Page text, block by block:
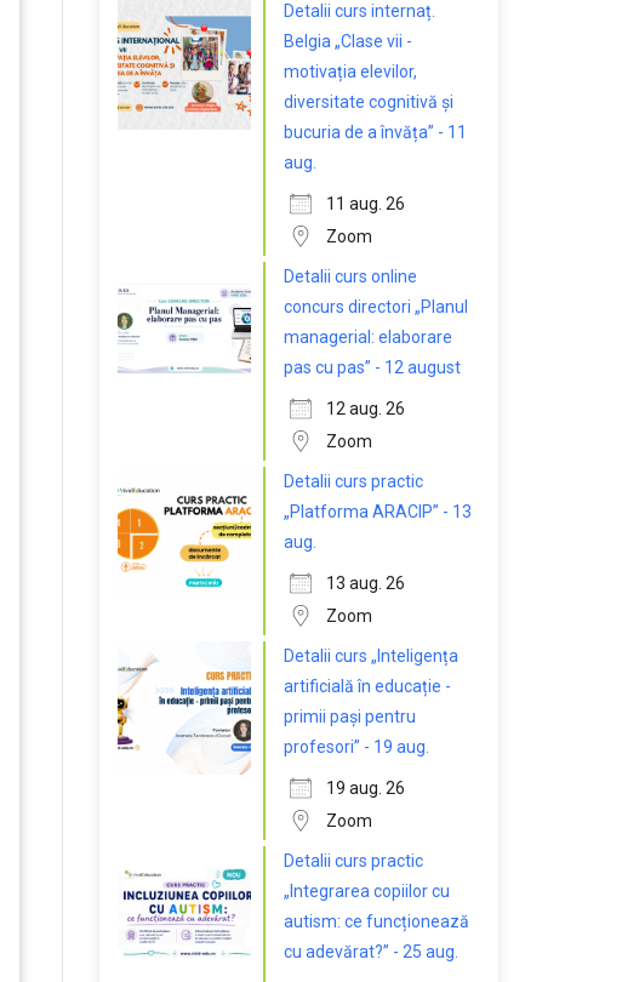
Detalii curs internaț.
Belgia „Clase vii -
motivația elevilor,
diversitate cognitivă și
bucuria de a învăța” - 11
aug.
11 aug. 26
Zoom
Detalii curs online
concurs directori „Planul
managerial: elaborare
pas cu pas” - 12 august
12 aug. 26
Zoom
Detalii curs practic
„Platforma ARACIP” - 13
aug.
13 aug. 26
Zoom
Detalii curs „Inteligența
artificială în educație -
primii pași pentru
profesori” - 19 aug.
19 aug. 26
Zoom
Detalii curs practic
„Integrarea copiilor cu
autism: ce funcționează
cu adevărat?” - 25 aug.